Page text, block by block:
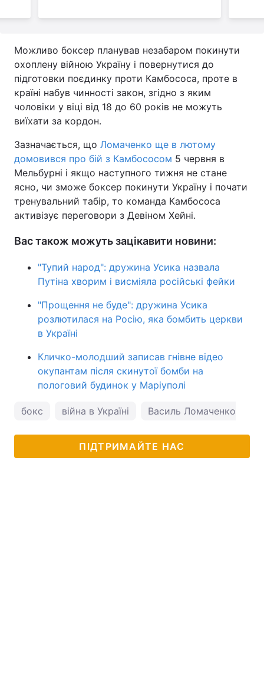
Можливо боксер планував незабаром покинути
охоплену війною Україну і повернутися до
підготовки поєдинку проти Камбососа, проте в
країні набув чинності закон, згідно з яким
чоловіки у віці від 18 до 60 років не можуть
виїхати за кордон.
Зазначається, що Ломаченко ще в лютому
домовився про бій з Камбососом 5 червня в
Мельбурні і якщо наступного тижня не стане
ясно, чи зможе боксер покинути Україну і почати
тренувальний табір, то команда Камбососа
активізує переговори з Девіном Хейні.
Вас також можуть зацікавити новини:
"Тупий народ": дружина Усика назвала
Путіна хворим і висміяла російські фейки
"Прощення не буде": дружина Усика
розлютилася на Росію, яка бомбить церкви
в Україні
Кличко-молодший записав гнівне відео
окупантам після скинутої бомби на
пологовий будинок у Маріуполі
бокс війна в Україні Василь Ломаченко
ПІДТРИМАЙТЕ НАС